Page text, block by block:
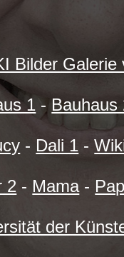
Bilder Galerie
1 - Bauhaus
- Dali 1 -
2 - Mama-
der